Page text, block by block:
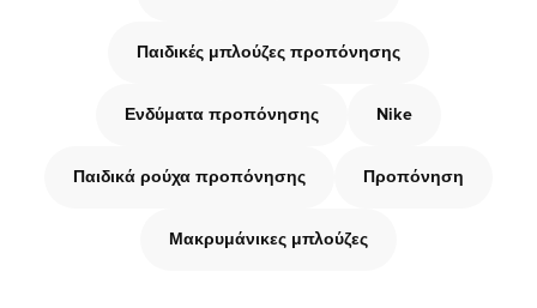
Παιδικές μπλούζες προπόνησης
Ενδύματα προπόνησης Nike
Παιδικά ρούχα προπόνησης Προπόνηση
Μακρυμάνικες μπλούζες